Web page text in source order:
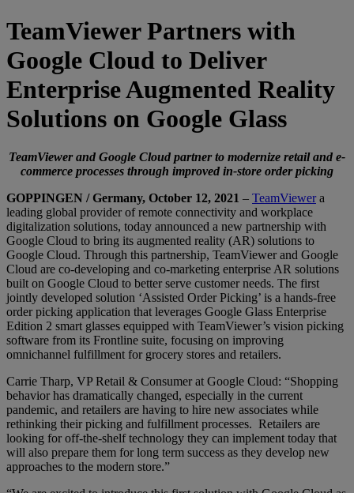
TeamViewer Partners with
Google Cloud to Deliver
Enterprise Augmented Reality
Solutions on Google Glass
TeamViewer and Google Cloud partner to modernize retail and e-
commerce processes through improved in-store order picking
GOPPINGEN / Germany, October 12, 2021 – TeamViewera
leading global provider of remote connectivity and workplace
digitalization solutions, today announced a new partnership with
Google Cloud to bring its augmented reality (AR) solutions to
Google Cloud. Through this partnership, TeamViewer and Google
Cloud are co-developing and co-marketing enterprise AR solutions
built on Google Cloud to better serve customer needs. The first
jointly developed solution ‘Assisted Order Picking’ is a hands-free
order picking application that leverages Google Glass Enterprise
Edition 2 smart glasses equipped with TeamViewer’s vision picking
software from its Frontline suite, focusing on improving
omnichannel fulfillment for grocery stores and retailers.
Carrie Tharp, VP Retail & Consumer at Google Cloud: “Shopping
behavior has dramatically changed, especially in the current
pandemic, and retailers are having to hire new associates while
rethinking their picking and fulfillment processes. Retailers are
looking for off-the-shelf technology they can implement today that
will also prepare them for long term success as they develop new
approaches to the modern store.”